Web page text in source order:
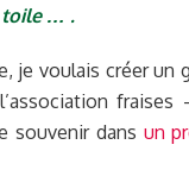
toile … .
je voulais créer un
souvenir dans un